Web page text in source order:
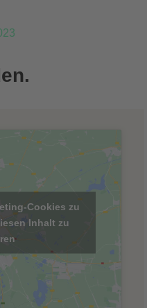
Cookies zu
Inhalt zu